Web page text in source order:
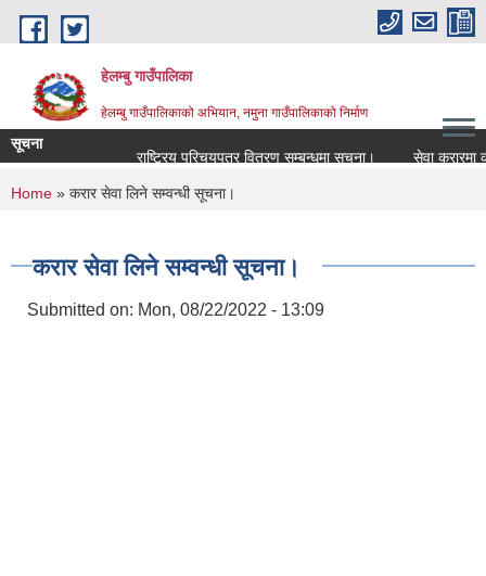
Skip to main content
हेलम्बु गाउँपालिका
हेलम्बु गाउँपालिकाको अभियान, नमुना गाउँपालिकाको निर्माण
सूचना
राष्ट्रिय परिचयपत्र वितरण सम्बन्धमा सूचना।
सेवा करारमा
You are here
Home » करार सेवा लिने सम्वन्धी सूचना।
करार सेवा लिने सम्वन्धी सूचना।
Submitted on: Mon, 08/22/2022 - 13:09